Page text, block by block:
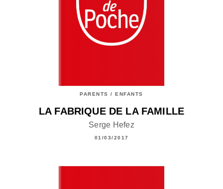
PARENTS / ENFANTS
LA FABRIQUE DE LA FAMILLE
Serge Hefez
01/03/2017